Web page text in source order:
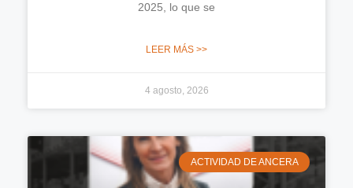
2025, lo que se
LEER MÁS >>
4 agosto, 2026
ACTIVIDAD DE ANCERA